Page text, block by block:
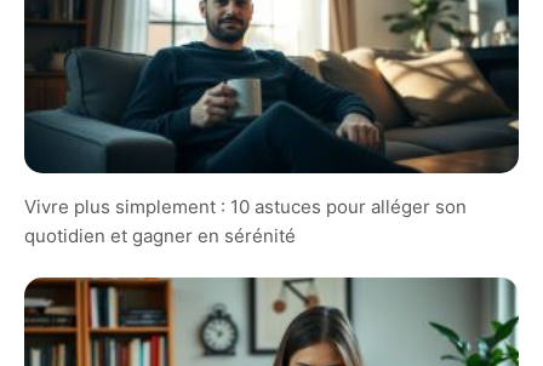
Vivre plus simplement : 10 astuces pour alléger son
quotidien et gagner en sérénité